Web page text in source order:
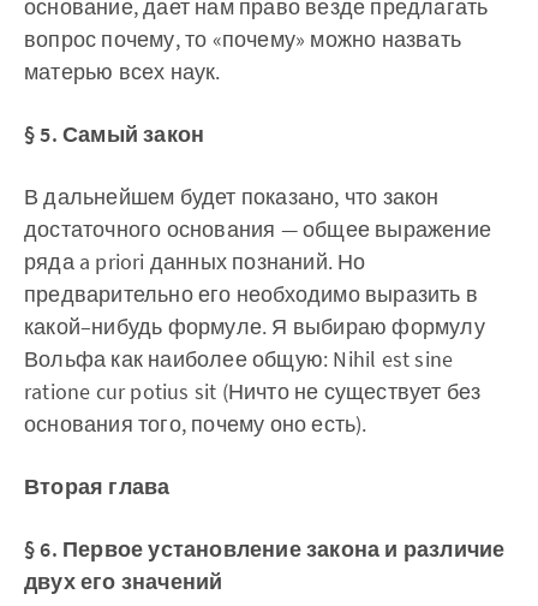
основание, дает нам право везде предлагать
вопрос почему, то «почему» можно назвать
матерью всех наук.
§ 5. Самый закон
В дальнейшем будет показано, что закон
достаточного основания — общее выражение
ряда a priori данных познаний. Но
предварительно его необходимо выразить в
какой–нибудь формуле. Я выбираю формулу
Вольфа как наиболее общую: Nihil est sine
ratione cur potius sit (Ничто не существует без
основания того, почему оно есть).
Вторая глава
§ 6. Первое установление закона и различие
двух его значений